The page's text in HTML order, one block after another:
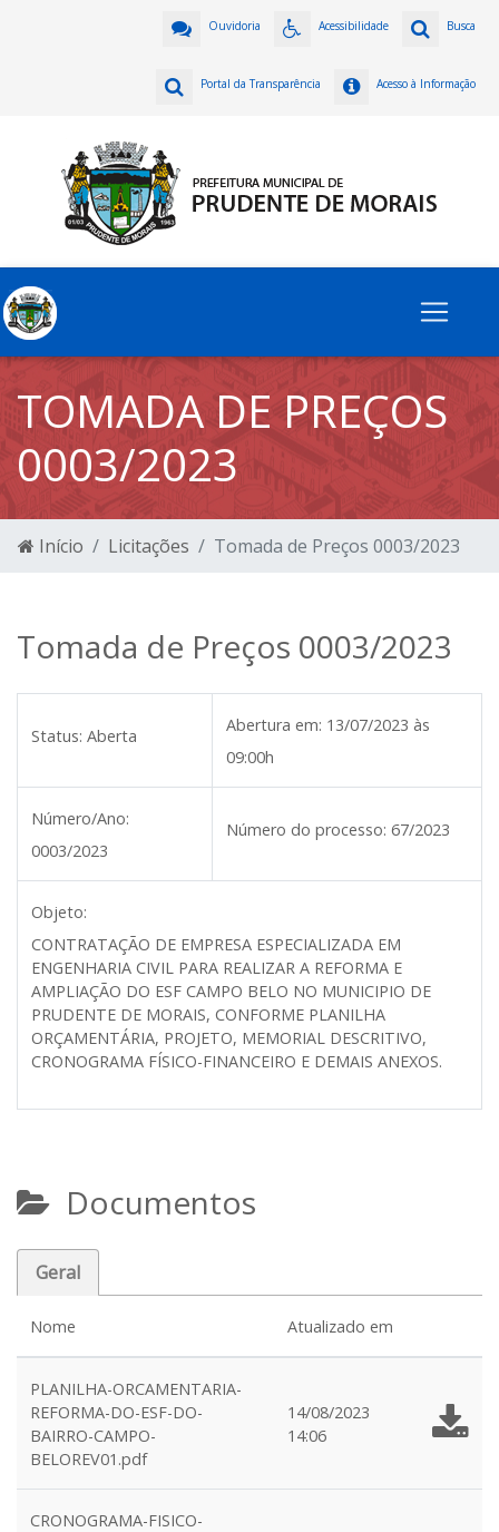
Busca
Acessibilidade
Ouvidoria
Acesso à Informação
Portal da Transparência
TOMADA DE PREÇOS
0003/2023
Início Licitações Tomada de Preços 0003/2023
Tomada de Preços 0003/2023
Status: Aberta
Abertura em: 13/07/2023 às
09:00h
Número/Ano:
0003/2023
Número do processo: 67/2023
Objeto:
CONTRATAÇÃO DE EMPRESA ESPECIALIZADA EM
ENGENHARIA CIVIL PARA REALIZAR A REFORMA E
AMPLIAÇÃO DO ESF CAMPO BELO NO MUNICIPIO DE
PRUDENTE DE MORAIS, CONFORME PLANILHA
ORÇAMENTÁRIA, PROJETO, MEMORIAL DESCRITIVO,
CRONOGRAMA FÍSICO-FINANCEIRO E DEMAIS ANEXOS.
Documentos
Geral
Nome Atualizado em
PLANILHA-ORCAMENTARIA-
REFORMA-DO-ESF-DO-
BAIRRO-CAMPO-
BELOREV01.pdf
14/08/2023
14:06
CRONOGRAMA-FISICO-